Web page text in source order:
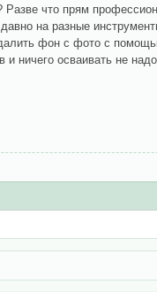
что прям
на разные
фон с фото с
ничего осваивать не